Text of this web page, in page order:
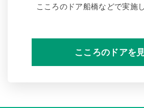
こころのドア船橋などで実施
こころのドアを